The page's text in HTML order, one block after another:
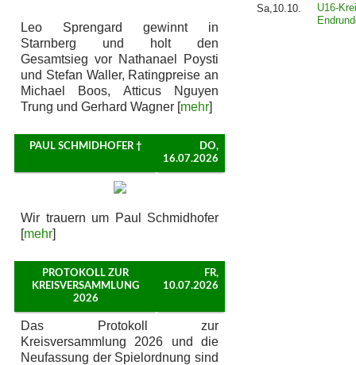
Leo Sprengard gewinnt in
Starnberg und holt den
Gesamtsieg vor Nathanael Poysti
und Stefan Waller, Ratingpreise an
Michael Boos, Atticus Nguyen
Trung und Gerhard Wagner [mehr]
PAUL SCHMIDHOFER †
DO,
16.07.2026
Wir trauern um Paul Schmidhofer
[mehr]
PROTOKOLL ZUR
KREISVERSAMMLUNG
2026
FR,
10.07.2026
Das Protokoll zur
Kreisversammlung 2026 und die
Neufassung der Spielordnung sind
Sa,10.10.
U16-